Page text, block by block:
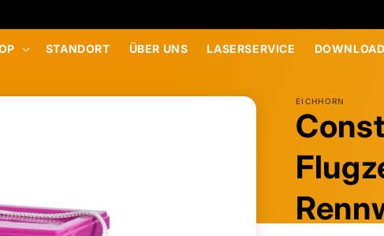
STANDORT ÜBER UNS LASERSERVICE
EICHHORN